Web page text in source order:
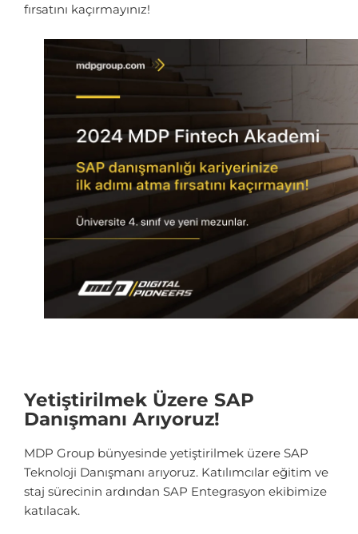
fırsatını kaçırmayınız!
Yetiştirilmek Üzere SAP
Danışmanı Arıyoruz!
MDP Group bünyesinde yetiştirilmek üzere SAP
Teknoloji Danışmanı arıyoruz. Katılımcılar eğitim ve
staj sürecinin ardından SAP Entegrasyon ekibimize
katılacak.